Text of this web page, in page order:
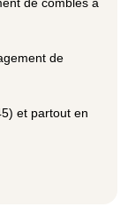
de
et partout en